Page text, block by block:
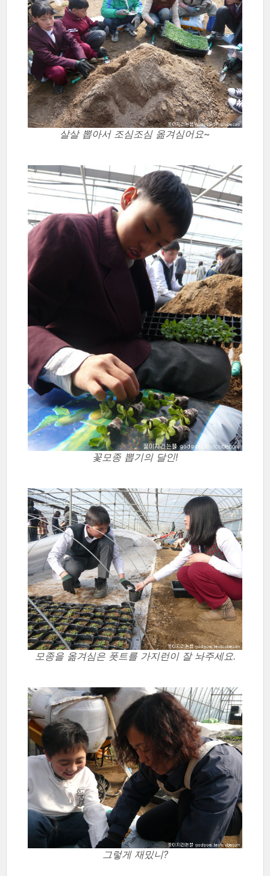
살살 뽑아서 조심조심 옮겨심어요~
꽃모종 뽑기의 달인!
모종을 옮겨심은 폿트를 가지런이 잘 놔주세요.
그렇게 재밌니?